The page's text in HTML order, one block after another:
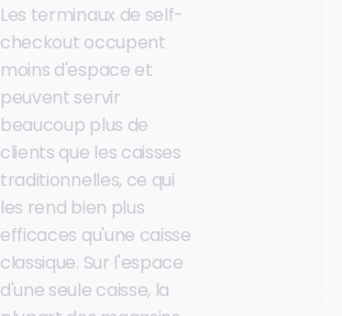
Les terminaux de self-
checkout occupent
moins d'espace et
peuvent servir
beaucoup plus de
clients que les caisses
traditionnelles, ce qui
les rend bien plus
efficaces qu'une caisse
classique. Sur l'espace
d'une seule caisse, la